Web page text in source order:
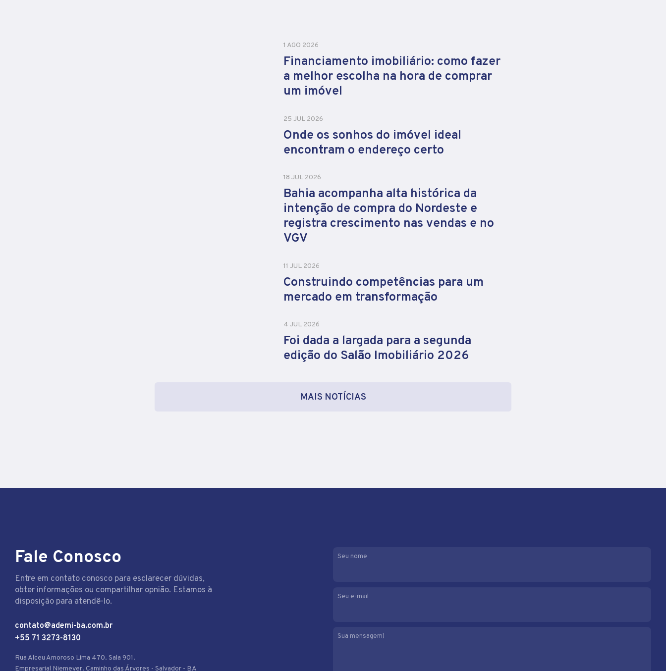
1 AGO 2026
Financiamento imobiliário: como fazer
a melhor escolha na hora de comprar
um imóvel
25 JUL 2026
Onde os sonhos do imóvel ideal
encontram o endereço certo
18 JUL 2026
Bahia acompanha alta histórica da
intenção de compra do Nordeste e
registra crescimento nas vendas e no
VGV
11 JUL 2026
Construindo competências para um
mercado em transformação
4 JUL 2026
Foi dada a largada para a segunda
edição do Salão Imobiliário 2026
MAIS NOTÍCIAS
Fale Conosco
Entre em contato conosco para esclarecer dúvidas,
obter informações ou compartilhar opnião. Estamos à
disposição para atendê-lo.
contato@ademi-ba.com.br
+55 71 3273-8130
Rua Alceu Amoroso Lima 470. Sala 901.
Empresarial Niemeyer. Caminho das Árvores - Salvador - BA
Seu nome
Seu e-mail
Sua mensagem)